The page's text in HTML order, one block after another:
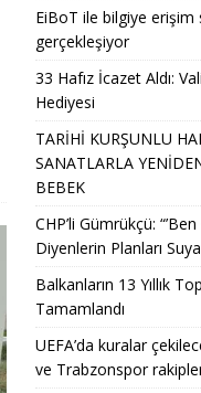
EiBoT ile bilgiye erişim
gerçekleşiyor
33 Hafız İcazet Aldı:
Hediyesi
TARİHİ KURŞUNLU
SANATLARLA
BEBEK
CHP’li Gümrükçü:
Diyenlerin Planları
Balkanların 13 Yıllık
Tamamlandı
UEFA’da kuralar
ve Trabzonspor